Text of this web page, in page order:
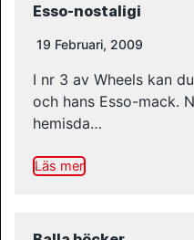
Esso-nostaligi
19 Februari, 2009
I nr 3 av Wheels kan
och hans Esso-mack.
hemisda…
Läs mer